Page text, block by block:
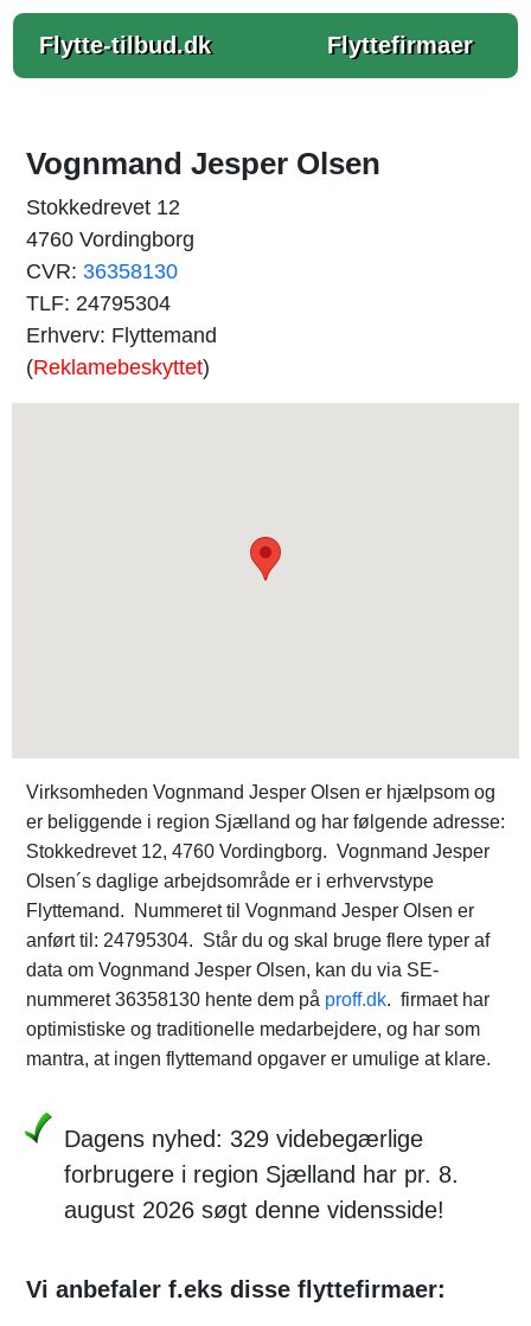
Flytte-tilbud.dk Flyttefirmaer
Vognmand Jesper Olsen
Stokkedrevet 12
4760 Vordingborg
CVR: 36358130
TLF: 24795304
Erhverv: Flyttemand
(Reklamebeskyttet)
Virksomheden Vognmand Jesper Olsen er hjælpsom og
er beliggende i region Sjælland og har følgende adresse:
Stokkedrevet 12, 4760 Vordingborg. Vognmand Jesper
Olsen´s daglige arbejdsområde er i erhvervstype
Flyttemand. Nummeret til Vognmand Jesper Olsen er
anført til: 24795304. Står du og skal bruge flere typer af
data om Vognmand Jesper Olsen, kan du via SE-
nummeret 36358130 hente dem på proff.dk. firmaet har
optimistiske og traditionelle medarbejdere, og har som
mantra, at ingen flyttemand opgaver er umulige at klare.
Dagens nyhed: 329 videbegærlige
forbrugere i region Sjælland har pr. 8.
august 2026 søgt denne vidensside!
Vi anbefaler f.eks disse flyttefirmaer: